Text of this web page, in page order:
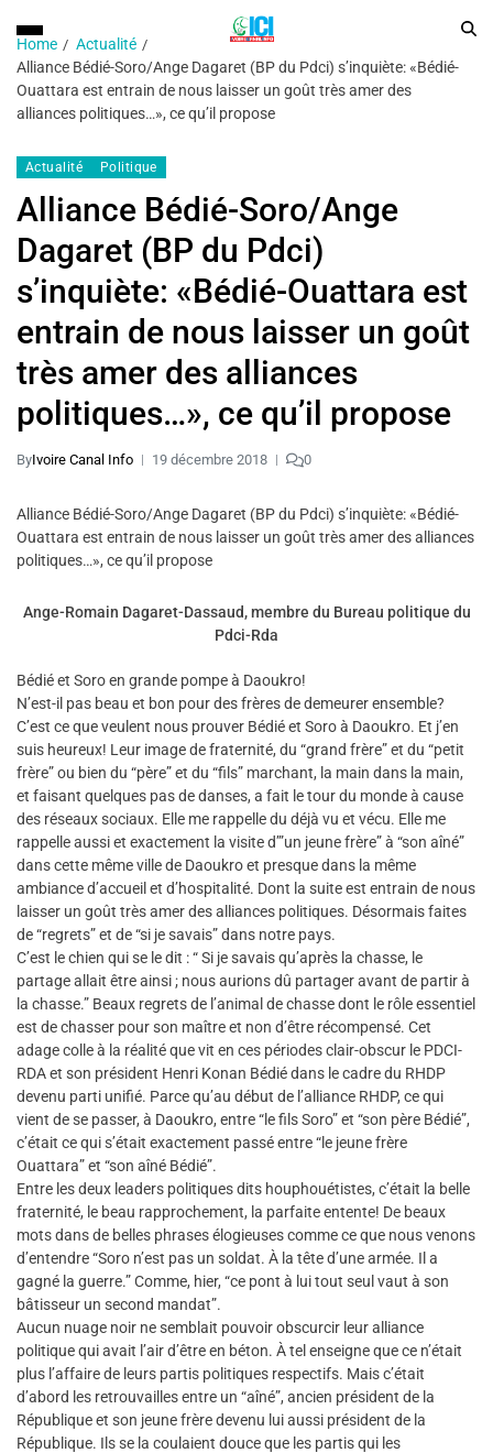
Home
Actualité
Alliance Bédié-Soro/Ange Dagaret (BP du Pdci) s’inquiète: «Bédié-
Ouattara est entrain de nous laisser un goût très amer des
alliances politiques…», ce qu’il propose
Actualité Politique
Alliance Bédié-Soro/Ange
Dagaret (BP du Pdci)
s’inquiète: «Bédié-Ouattara est
entrain de nous laisser un goût
très amer des alliances
politiques…», ce qu’il propose
ByIvoire Canal Info 19 décembre 2018 0
Alliance Bédié-Soro/Ange Dagaret (BP du Pdci) s’inquiète: «Bédié-
Ouattara est entrain de nous laisser un goût très amer des alliances
politiques…», ce qu’il propose
Ange-Romain Dagaret-Dassaud, membre du Bureau politique du
Pdci-Rda
Bédié et Soro en grande pompe à Daoukro!
N’est-il pas beau et bon pour des frères de demeurer ensemble?
C’est ce que veulent nous prouver Bédié et Soro à Daoukro. Et j’en
suis heureux! Leur image de fraternité, du “grand frère” et du “petit
frère” ou bien du “père” et du “fils” marchant, la main dans la main,
et faisant quelques pas de danses, a fait le tour du monde à cause
des réseaux sociaux. Elle me rappelle du déjà vu et vécu. Elle me
rappelle aussi et exactement la visite d’”un jeune frère” à “son aîné”
dans cette même ville de Daoukro et presque dans la même
ambiance d’accueil et d’hospitalité. Dont la suite est entrain de nous
laisser un goût très amer des alliances politiques. Désormais faites
de “regrets” et de “si je savais” dans notre pays.
C’est le chien qui se le dit : “ Si je savais qu’après la chasse, le
partage allait être ainsi ; nous aurions dû partager avant de partir à
la chasse.” Beaux regrets de l’animal de chasse dont le rôle essentiel
est de chasser pour son maître et non d’être récompensé. Cet
adage colle à la réalité que vit en ces périodes clair-obscur le PDCI-
RDA et son président Henri Konan Bédié dans le cadre du RHDP
devenu parti unifié. Parce qu’au début de l’alliance RHDP, ce qui
vient de se passer, à Daoukro, entre “le fils Soro” et “son père Bédié”,
c’était ce qui s’était exactement passé entre “le jeune frère
Ouattara” et “son aîné Bédié”.
Entre les deux leaders politiques dits houphouétistes, c’était la belle
fraternité, le beau rapprochement, la parfaite entente! De beaux
mots dans de belles phrases élogieuses comme ce que nous venons
d’entendre “Soro n’est pas un soldat. À la tête d’une armée. Il a
gagné la guerre.” Comme, hier, “ce pont à lui tout seul vaut à son
bâtisseur un second mandat”.
Aucun nuage noir ne semblait pouvoir obscurcir leur alliance
politique qui avait l’air d’être en béton. À tel enseigne que ce n’était
plus l’affaire de leurs partis politiques respectifs. Mais c’était
d’abord les retrouvailles entre un “aîné”, ancien président de la
République et son jeune frère devenu lui aussi président de la
République. Ils se la coulaient douce que les partis qui les